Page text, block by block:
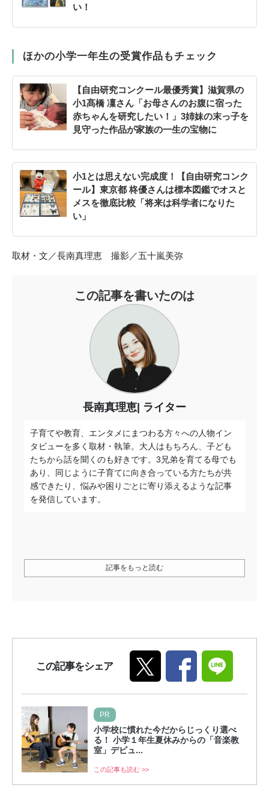
い！
ほかの小学一年生の受賞作品もチェック
【自由研究コンクール最優秀賞】滋賀県の
小1髙橋 凜さん「お母さんのお腹に宿った
赤ちゃんを研究したい！」3姉妹の末っ子を
見守った作品が家族の一生の宝物に
小1とは思えない完成度！【自由研究コンク
ール】東京都 柊優さんは標本図鑑でオスと
メスを徹底比較「将来は科学者になりた
い」
取材・文／長南真理恵 撮影／五十嵐美弥
この記事を書いたのは
長南真理恵 ライター
子育てや教育、エンタメにまつわる方々への人物イン
タビューを多く取材・執筆。大人はもちろん、子ども
たちから話を聞くのも好きです。3兄弟を育てる母でも
あり、同じように子育てに向き合っている方たちが共
感できたり、悩みや困りごとに寄り添えるような記事
を発信しています。
記事をもっと読む
この記事をシェア
PR
小学校に慣れた今だからじっくり選べ
る！ 小学１年生夏休みからの「音楽教
室」デビュ...
この記事も読む >>